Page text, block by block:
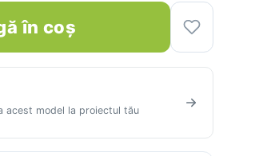
în coș
acest model la proiectul tău